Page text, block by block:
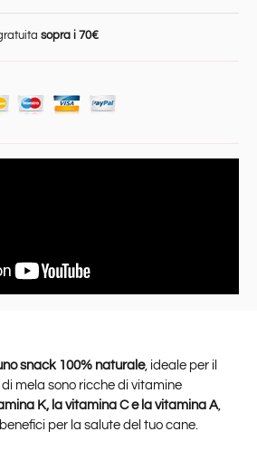
sopra i 70€
snack 100% naturale, ideale per il
mela sono ricche di vitamine
K, la vitamina C e la vitamina A
per la salute del tuo cane.